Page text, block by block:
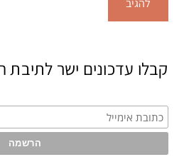
קבלו עדכונים ישר לתיבת